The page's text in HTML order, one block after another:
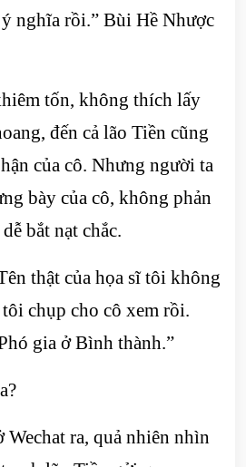
nghĩa rồi.” Bùi Hề Nhược
tốn, không thích lấy
đến cả lão Tiền cũng
của cô. Nhưng người ta
bày của cô, không phản
bắt nạt chắc.
thật của họa sĩ tôi không
chụp cho cô xem rồi.
gia ở Bình thành.”
ra, quả nhiên nhìn